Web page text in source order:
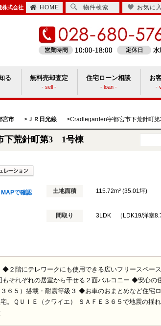
株式会社 HOME 物件検索 お気に
る 無料売却査定
- sell -
住宅ローン相談
- loan -
お
-
宮市 > ＪＲ日光線 >Cradlegarden宇都宮市下荒針町
下荒針町第3 1号棟
MAPで確認
土地面積 115.72m² (35.01坪)
間取り 3LDK （LDK19/洋室
２階にテレワークにも使用できる広いフリースペー
それぞれの居室から干せる２面バルコニー ◆安心
６５）搭載・耐震等級３ ◆お車のおまとめなど住宅
。ＱＵＩＥ（クワイエ） ＳＡＦＥ３６５で地震の揺